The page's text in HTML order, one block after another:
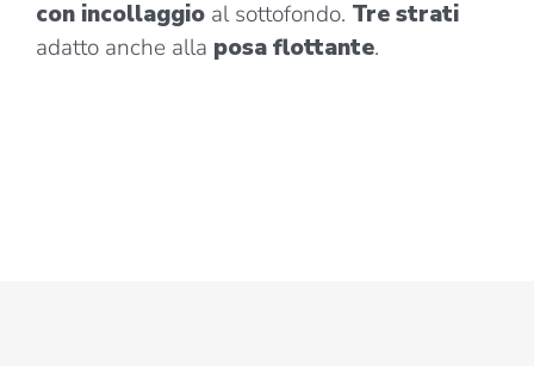
con incollaggio al sottofondo. Tre strati
adatto anche alla posa flottante.